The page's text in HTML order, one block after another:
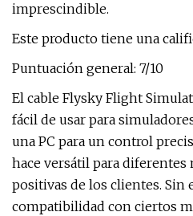
imprescindible.
Este producto tiene una
Puntuación general: 7/10
El cable Flysky Flight
fácil de usar para
una PC para un control
hace versátil para
positivas de los clientes.
compatibilidad con ciertos